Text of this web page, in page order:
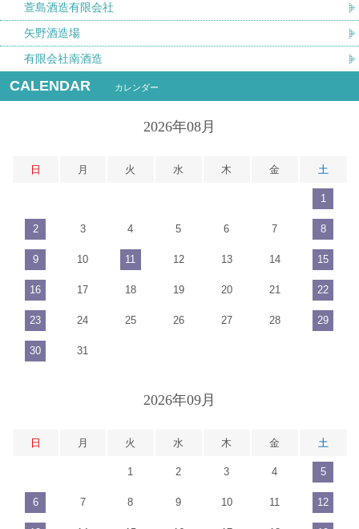
萱島酒造有限会社
矢野酒造場
有限会社南酒造
CALENDAR カレンダー
2026年08月
日 月 火 水 木 金 土
1
2 3 4 5 6 7 8
9 10 11 12 13 14 15
16 17 18 19 20 21 22
23 24 25 26 27 28 29
30 31
2026年09月
日 月 火 水 木 金 土
1 2 3 4 5
6 7 8 9 10 11 12